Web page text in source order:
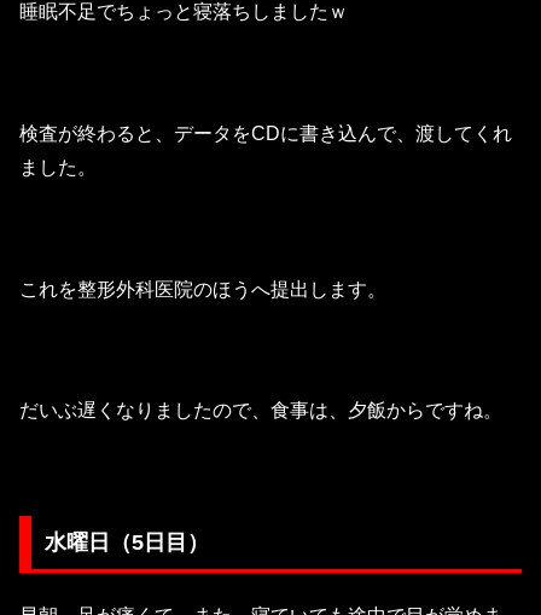
睡眠不足でちょっと寝落ちしましたｗ
検査が終わると、データをCDに書き込んで、渡してくれ
ました。
これを整形外科医院のほうへ提出します。
だいぶ遅くなりましたので、食事は、夕飯からですね。
水曜日（5日目）